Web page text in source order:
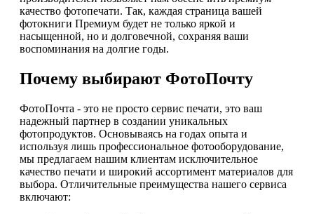
качество фотопечати. Так, каждая страница вашей
фотокниги Премиум будет не только яркой и
насыщенной, но и долговечной, сохраняя ваши
воспоминания на долгие годы.
Почему выбирают ФотоПочту
ФотоПочта - это не просто сервис печати, это ваш
надежный партнер в создании уникальных
фотопродуктов. Основываясь на годах опыта и
используя лишь профессиональное фотооборудование,
мы предлагаем нашим клиентам исключительное
качество печати и широкий ассортимент материалов для
выбора. Отличительные преимущества нашего сервиса
включают: